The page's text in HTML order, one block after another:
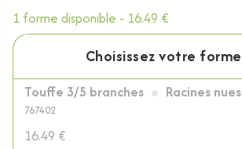
1 forme disponible - 16.49 €
Choisissez votre forme
Touffe 3/5 branches Racines nues
767402
16.49 €